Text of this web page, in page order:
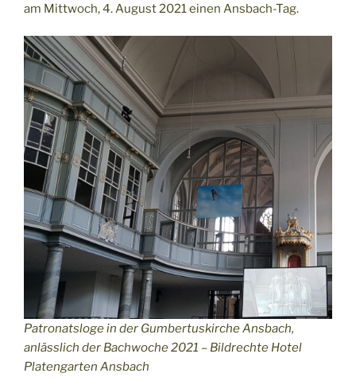
am Mittwoch, 4. August 2021 einen Ansbach-Tag.
Patronatsloge in der Gumbertuskirche Ansbach,
anlässlich der Bachwoche 2021 – Bildrechte Hotel
Platengarten Ansbach